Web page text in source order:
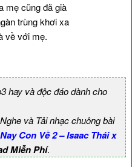
mẹ cũng đã già
trùng khơi xa
về với mẹ.
hay và độc đáo dành cho
Nghe và Tải nhạc chuông bài
Con Về 2 – Isaac Thái x
Miễn Phí.